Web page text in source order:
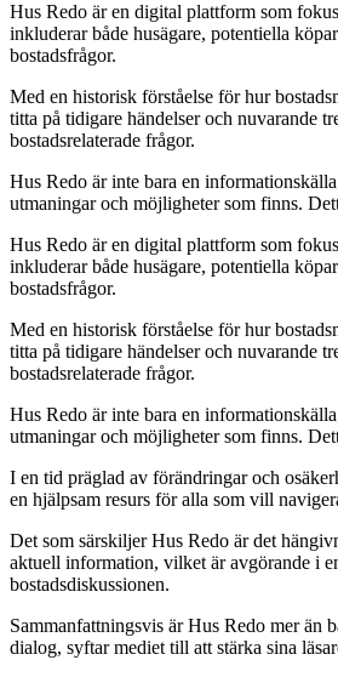
Hus Redo är en digital plattform som
inkluderar både husägare, potentiella
bostadsfrågor.
Med en historisk förståelse för hur
titta på tidigare händelser och nuvarande
bostadsrelaterade frågor.
Hus Redo är inte bara en
utmaningar och möjligheter som finns.
Hus Redo är en digital plattform som
inkluderar både husägare, potentiella
bostadsfrågor.
Med en historisk förståelse för hur
titta på tidigare händelser och nuvarande
bostadsrelaterade frågor.
Hus Redo är inte bara en
utmaningar och möjligheter som finns.
I en tid präglad av förändringar och
en hjälpsam resurs för alla som vill
Det som särskiljer Hus Redo är det
aktuell information, vilket är avgörande i
bostadsdiskussionen.
Sammanfattningsvis är Hus Redo mer än
dialog, syftar mediet till att stärka sina